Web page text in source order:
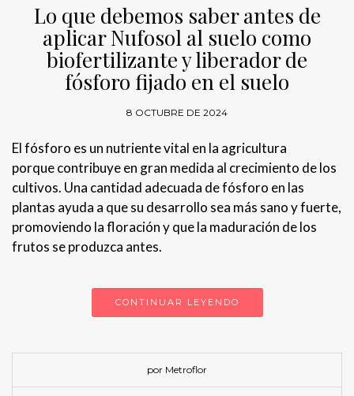
Lo que debemos saber antes de
aplicar Nufosol al suelo como
biofertilizante y liberador de
fósforo fijado en el suelo
8 OCTUBRE DE 2024
El fósforo es un nutriente vital en la agricultura
porque contribuye en gran medida al crecimiento de los
cultivos. Una cantidad adecuada de fósforo en las
plantas ayuda a que su desarrollo sea más sano y fuerte,
promoviendo la floración y que la maduración de los
frutos se produzca antes.
CONTINUAR LEYENDO
por Metroflor